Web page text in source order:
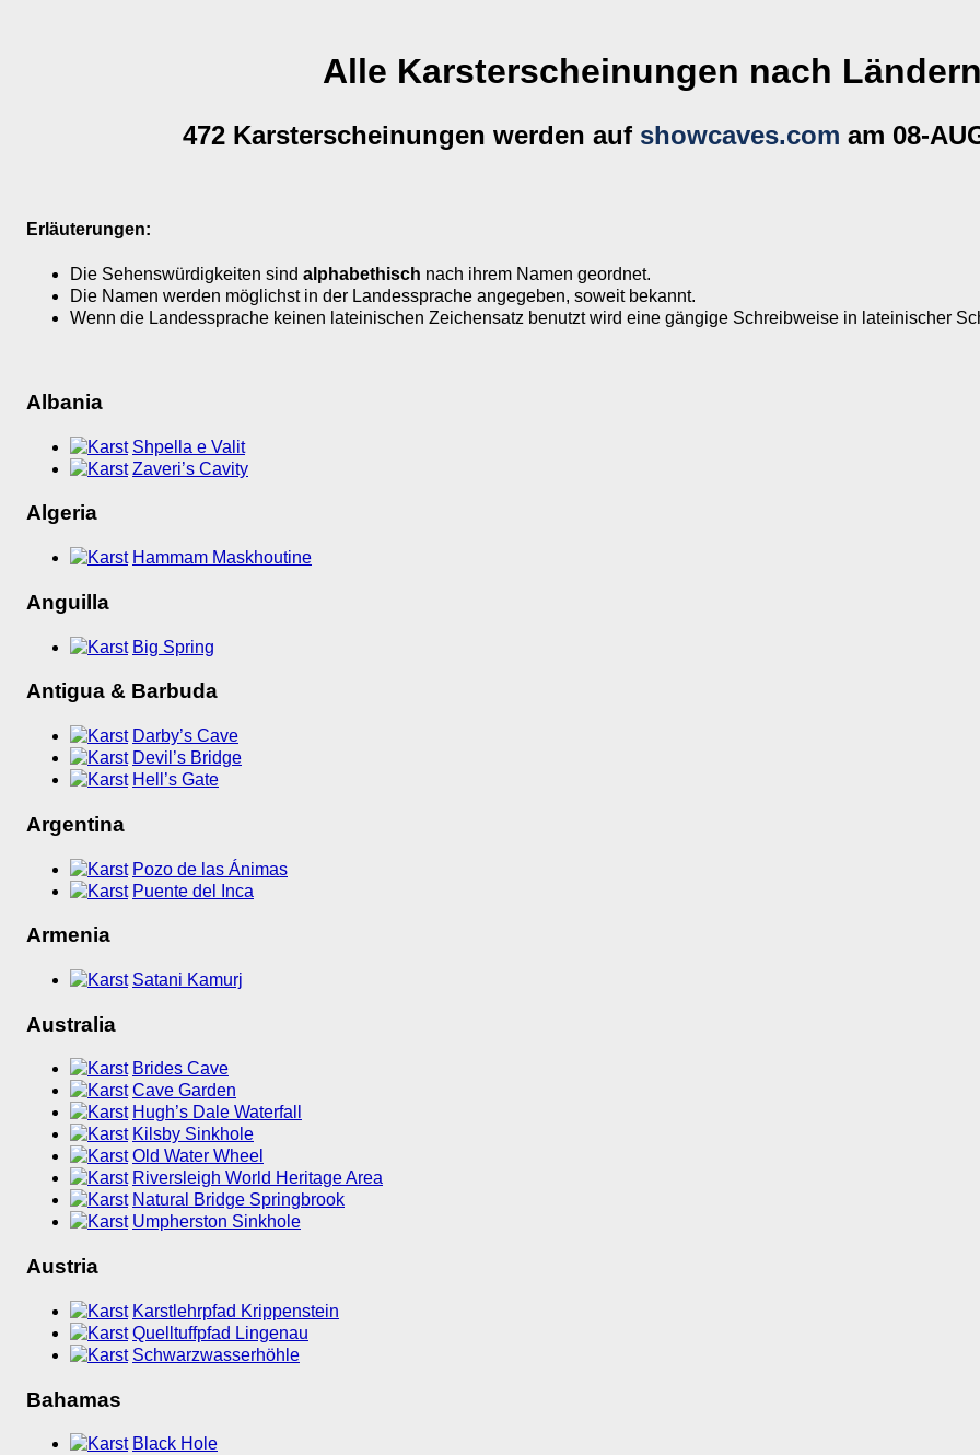
Alle Karsterscheinungen nach
472 Karsterscheinungen werden auf showcaves.com am 08-
Erläuterungen:
Die Sehenswürdigkeiten sind alphabethisch nach ihrem Namen geordnet.
Die Namen werden möglichst in der Landessprache angegeben, soweit bekannt.
Wenn die Landessprache keinen lateinischen Zeichensatz benutzt wird eine gängige Schreibweise in lateinischer
Albania
Shpella e Valit
Zaveri’s Cavity
Algeria
Hammam Maskhoutine
Anguilla
Big Spring
Antigua & Barbuda
Darby’s Cave
Devil’s Bridge
Hell’s Gate
Argentina
Pozo de las Ánimas
Puente del Inca
Armenia
Satani Kamurj
Australia
Brides Cave
Cave Garden
Hugh’s Dale Waterfall
Kilsby Sinkhole
Old Water Wheel
Riversleigh World Heritage Area
Natural Bridge Springbrook
Umpherston Sinkhole
Austria
Karstlehrpfad Krippenstein
Quelltuffpfad Lingenau
Schwarzwasserhöhle
Bahamas
Black Hole